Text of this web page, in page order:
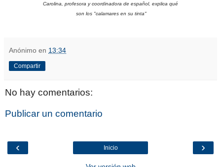
Carolina, profesora y coordinadora de español, explica qué
son los "calamares en su tinta"
Anónimo en 13:34
Compartir
No hay comentarios:
Publicar un comentario
‹ ›
Inicio